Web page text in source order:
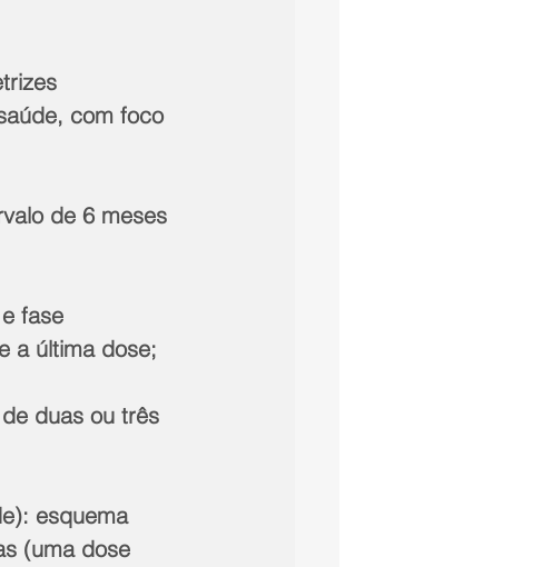
com foco
de 6 meses
fase
a última dose;
duas ou três
esquema
(uma dose